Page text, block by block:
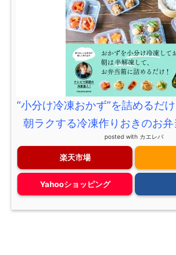
“小分け冷凍おかず”を詰めるだ
朝ラクする冷凍作りおきのお
posted with カエレバ
楽天市場
Yahooショッピング